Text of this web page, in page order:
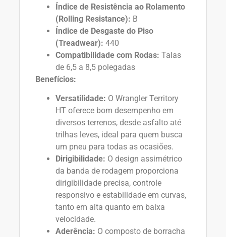
Índice de Resistência ao Rolamento
(Rolling Resistance): B
Índice de Desgaste do Piso
(Treadwear): 440
Compatibilidade com Rodas: Talas
de 6,5 a 8,5 polegadas
Benefícios:
Versatilidade: O Wrangler Territory
HT oferece bom desempenho em
diversos terrenos, desde asfalto até
trilhas leves, ideal para quem busca
um pneu para todas as ocasiões.
Dirigibilidade: O design assimétrico
da banda de rodagem proporciona
dirigibilidade precisa, controle
responsivo e estabilidade em curvas,
tanto em alta quanto em baixa
velocidade.
Aderência: O composto de borracha